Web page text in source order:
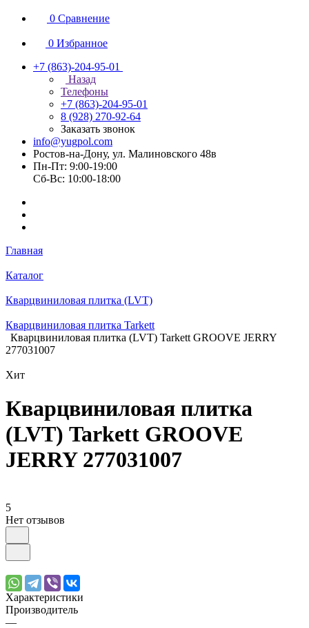
0 Сравнение
0 Избранное
+7 (863)-204-95-01
Назад
Телефоны
+7 (863)-204-95-01
8 (928) 270-92-64
Заказать звонок
info@yugpol.com
Ростов-на-Дону, ул. Малиновского 48в
Пн-Пт: 9:00-19:00
Cб-Вс: 10:00-18:00
Главная
Каталог
Кварцвиниловая плитка (LVT)
Кварцвиниловая плитка Tarkett
Кварцвиниловая плитка (LVT) Tarkett GROOVE JERRY
277031007
Хит
Кварцвиниловая плитка
(LVT) Tarkett GROOVE
JERRY 277031007
5
Нет отзывов
Характеристики
Производитель
—